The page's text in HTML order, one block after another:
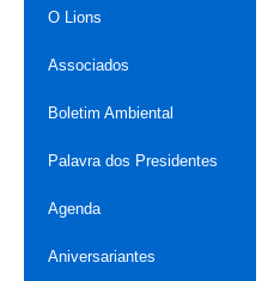
O Lions
Associados
Boletim Ambiental
Palavra dos Presidentes
Agenda
Aniversariantes